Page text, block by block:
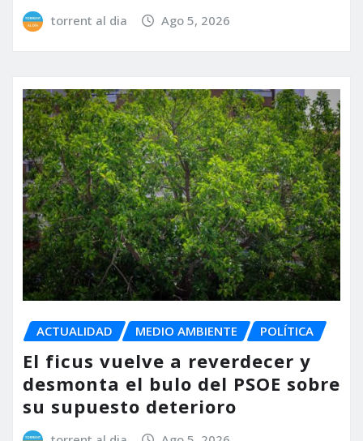
torrent al dia Ago 5, 2026
ACTUALIDAD MEDIO AMBIENTE POLÍTICA
El ficus vuelve a reverdecer y
desmonta el bulo del PSOE sobre
su supuesto deterioro